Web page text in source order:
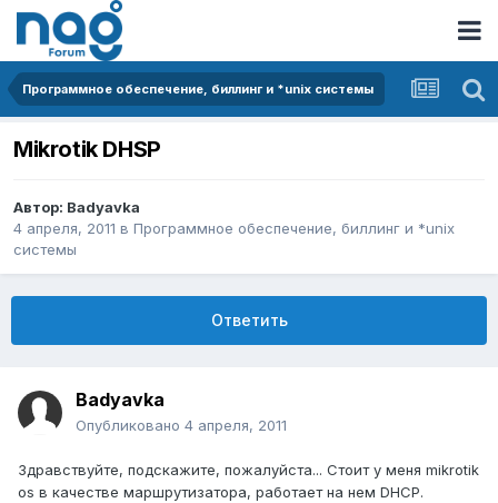
Программное обеспечение, биллинг и *unix системы
Mikrotik DHSP
Автор: Badyavka
4 апреля, 2011 в Программное обеспечение, биллинг и *unix
системы
Ответить
Badyavka
Опубликовано 4 апреля, 2011
Здравствуйте, подскажите, пожалуйста... Стоит у меня mikrotik
os в качестве маршрутизатора, работает на нем DHCP.